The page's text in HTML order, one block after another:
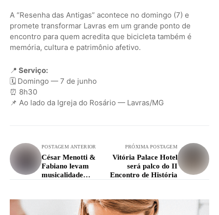
A “Resenha das Antigas” acontece no domingo (7) e
promete transformar Lavras em um grande ponto de
encontro para quem acredita que bicicleta também é
memória, cultura e patrimônio afetivo.
📍 Serviço:
🗓 Domingo — 7 de junho
⏰ 8h30
📌 Ao lado da Igreja do Rosário — Lavras/MG
POSTAGEM ANTERIOR
César Menotti &
Fabiano levam
musicalidade
PRÓXIMA POSTAGEM
Vitória Palace Hotel
será palco do II
Encontro de História